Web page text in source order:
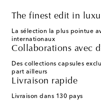
The finest edit in
La sélection la plus pointue
internationaux
Collaborations avec
Des collections capsules
part ailleurs
Livraison rapide
Livraison dans 130 pays